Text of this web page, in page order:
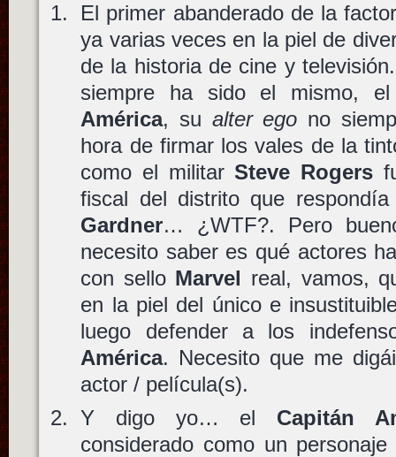
El primer abanderado de la
ya varias veces en la piel de
de la historia de cine y
siempre ha sido el mismo,
América, su alter ego no
hora de firmar los vales de la
como el militarSteve Rogers
fiscal del distrito que
Gardner… ¿WTF?. Pero
necesito saber es qué actores
con sello Marvel real, vamos,
en la piel del único e
luego defender a los
América. Necesito que me
actor / película(s).
Y digo yo… el Capitán
considerado como un